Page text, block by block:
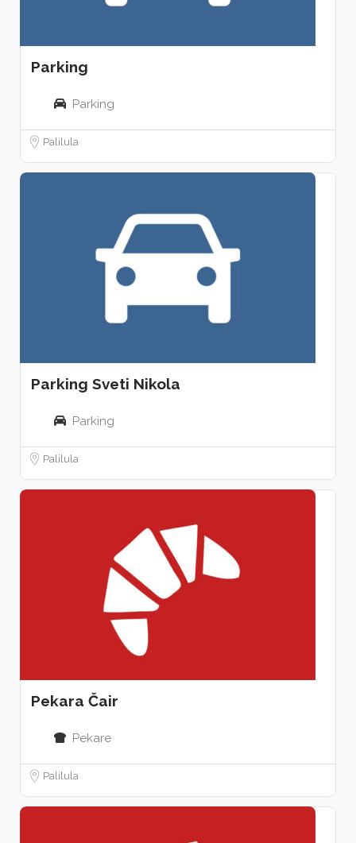
Parking
Parking
Palilula
Parking Sveti Nikola
Parking
Palilula
Pekara Čair
Pekare
Palilula